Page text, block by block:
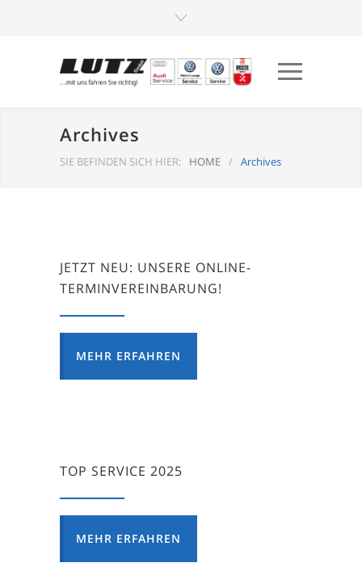
Archives
SIE BEFINDEN SICH HIER: HOME / Archives
JETZT NEU: UNSERE ONLINE-
TERMINVEREINBARUNG!
MEHR ERFAHREN
TOP SERVICE 2025
MEHR ERFAHREN